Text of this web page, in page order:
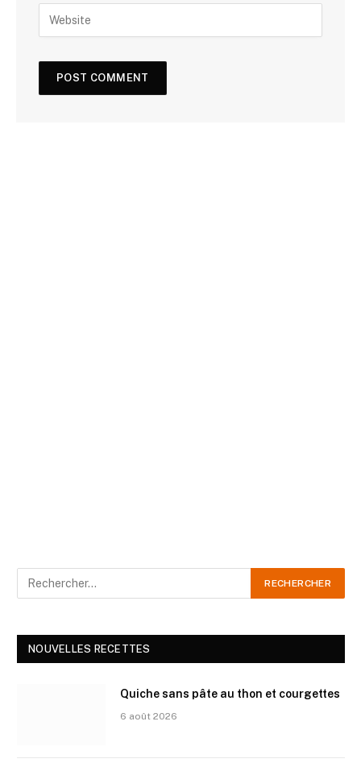
NOUVELLES RECETTES
Quiche sans pâte au thon et courgettes
6 août 2026